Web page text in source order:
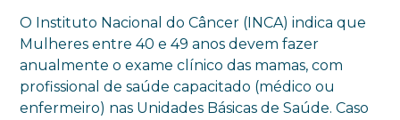
O Instituto Nacional do Câncer (INCA) indica que
Mulheres entre 40 e 49 anos devem fazer
anualmente o exame clínico das mamas, com
profissional de saúde capacitado (médico ou
enfermeiro) nas Unidades Básicas de Saúde. Caso